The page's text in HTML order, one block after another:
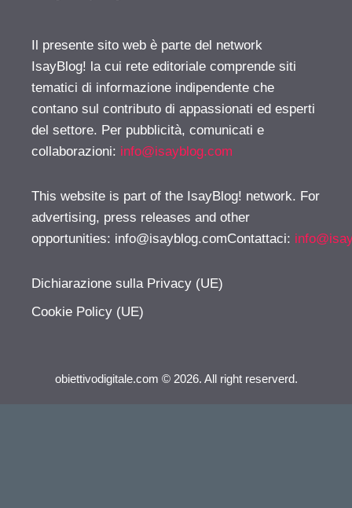
Il presente sito web è parte del network
IsayBlog! la cui rete editoriale comprende siti
tematici di informazione indipendente che
contano sul contributo di appassionati ed esperti
del settore. Per pubblicità, comunicati e
collaborazioni: info@isayblog.com
This website is part of the IsayBlog! network. For
advertising, press releases and other
opportunities: info@isayblog.comContattaci:
Dichiarazione sulla Privacy (UE)
Cookie Policy (UE)
obiettivodigitale.com © 2026. All right reserverd.